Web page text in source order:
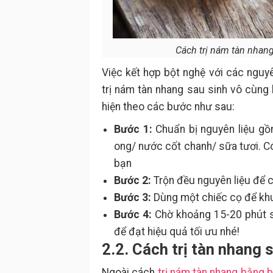
Cách trị nám tàn
Việc kết hợp bột nghệ với các
trị nám tàn nhang sau sinh vô
hiện theo các bước như sau:
Bước 1: Chuẩn bị nguyên liệu
ong/ nước cốt chanh/ sữa tươi.
bạn
Bước 2: Trộn đều nguyên liệu để
Bước 3: Dùng một chiếc cọ để
Bước 4: Chờ khoảng 15-20 phút
để đạt hiệu quả tối ưu nhé!
2.2. Cách trị tàn nhang